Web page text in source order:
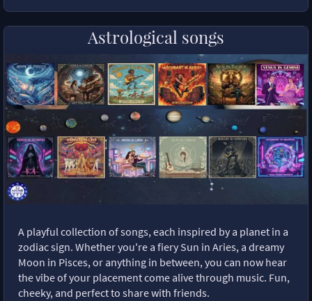
Astrological songs
A playful collection of songs, each inspired by a planet in a
zodiac sign. Whether you're a fiery Sun in Aries, a dreamy
Moon in Pisces, or anything in between, you can now hear
the vibe of your placement come alive through music. Fun,
cheeky, and perfect to share with friends.